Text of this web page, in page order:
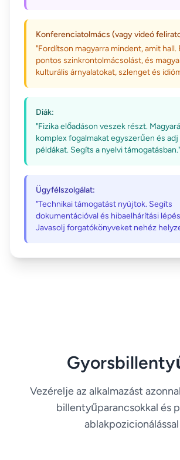
Konferenciatolmács (vagy videó
"Fordítson magyarra mindent, amit hall.
pontos szinkrontolmácsolást, és
kulturális árnyalatokat, szlenget és
Diák:
"Fizika előadáson veszek részt.
komplex fogalmakat egyszerűen és adj
példákat. Segíts a nyelvi támogatásban."
Ügyfélszolgálat:
"Technikai támogatást nyújtok. Segíts
dokumentációval és hibaelhárítási
Javasolj forgatókönyveket nehéz
Vezérelje az alkalmazást
billentyűparancsokkal és
ablakpozicionálással